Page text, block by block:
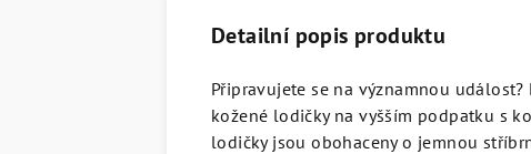
Detailní popis produktu
Připravujete se na významnou
kožené lodičky na vyšším podpatku s
lodičky jsou obohaceny o jemnou